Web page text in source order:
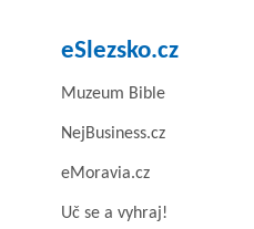
eSlezsko.cz
Muzeum Bible
NejBusiness.cz
eMoravia.cz
Uč se a vyhraj!